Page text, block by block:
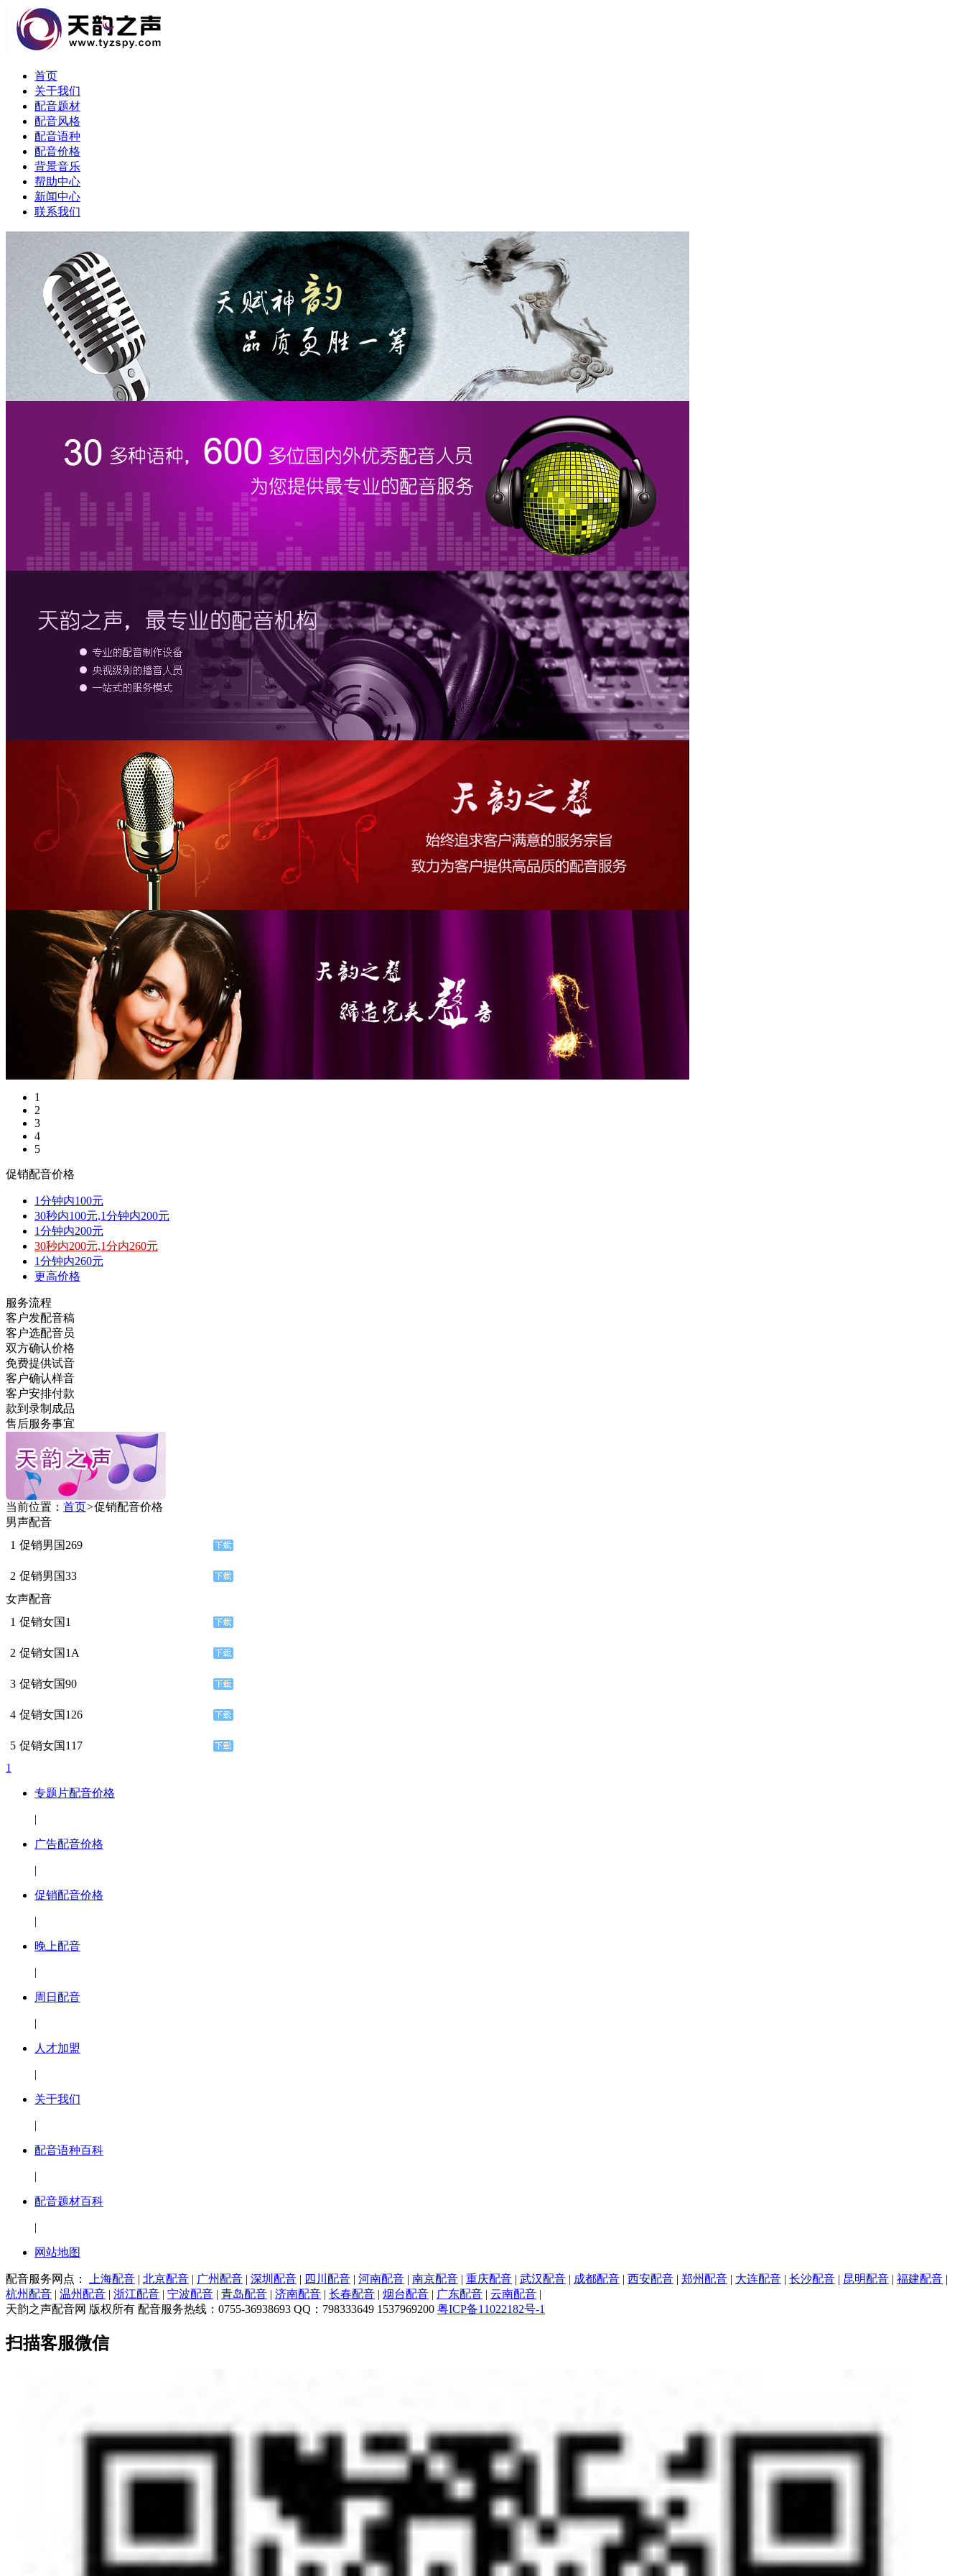
首页
关于我们
配音题材
配音风格
配音语种
配音价格
背景音乐
帮助中心
新闻中心
联系我们
1
2
3
4
5
促销配音价格
1分钟内100元
30秒内100元,1分钟内200元
1分钟内200元
30秒内200元,1分内260元
1分钟内260元
更高价格
服务流程
客户发配音稿
客户选配音员
双方确认价格
免费提供试音
客户确认样音
客户安排付款
款到录制成品
售后服务事宜
当前位置： 首页>促销配音价格
男声配音
1 促销男国269
2 促销男国33
女声配音
1 促销女国1
2 促销女国1A
3 促销女国90
4 促销女国126
5 促销女国117
1
专题片配音价格
|
广告配音价格
|
促销配音价格
|
晚上配音
|
周日配音
|
人才加盟
|
关于我们
|
配音语种百科
|
配音题材百科
|
网站地图
配音服务网点： 上海配音 | 北京配音 | 广州配音 | 深圳配音 | 四川配音 | 河南配音 | 南京配音 | 重庆配音 | 武汉配音 | 成都配音 | 西安配音 | 郑州配音 | 大连配音 | 长沙配音 | 昆明配音 | 福建配音 |
杭州配音 | 温州配音 | 浙江配音 | 宁波配音 | 青岛配音 | 济南配音 | 长春配音 | 烟台配音 | 广东配音 | 云南配音 |
天韵之声配音网 版权所有 配音服务热线：0755-36938693 QQ：798333649 1537969200 粤ICP备11022182号-1
扫描客服微信